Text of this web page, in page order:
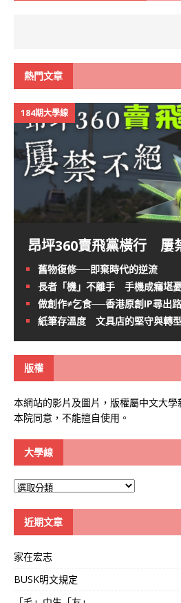
熱門文章
184期大學線
昂坪360賣飛黨橫行 屢
舊物復修──即棄時代的逆流
長者「機」不離手 手機成癮堪
做創作≠乞食──香港原創IP尋出路
紙筆存溫度 文具店的堅守與轉型
版權
本網站的影片及圖片，版權屬中文大
本院同意，不能擅自使用。
大學線
大
近期文章
家在宏志
BUSK明文規定